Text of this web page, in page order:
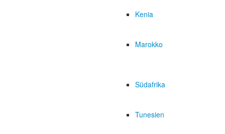
Kenia
Marokko
Südafrika
Tunesien